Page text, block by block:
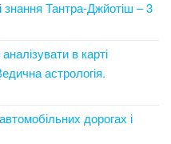
знання Тантра-Джйотіш – 3
в карті
астрологія.
дорогах і